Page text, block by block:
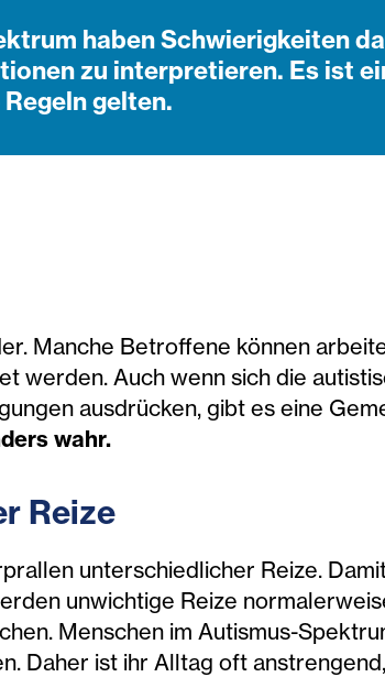
haben Schwierigkeiten
zu interpretieren. Es ist
gelten.
Manche Betroffene können
werden. Auch wenn sich die
ausdrücken, gibt es eine
wahr.
Reize
unterschiedlicher Reize.
unwichtige Reize
Menschen im Autismus-
Daher ist ihr Alltag oft